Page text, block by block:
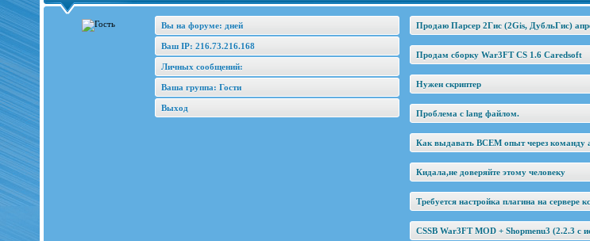
Вы на форуме: дней
Ваш IP: 216.73.216.168
Личных сообщений:
Ваша группа: Гости
Выход
Продаю Парсер 2Гис (2Gis, ДубльГис)
Продам сборку War3FT CS 1.6 Caredsoft
Нужен скриптер
Проблема с lang файлом.
Как выдавать ВСЕМ опыт через команду
Кидала,не доверяйте этому человеку
Требуется настройка плагина на сервере
CSSB War3FT MOD + Shopmenu3 (2.2.3 c